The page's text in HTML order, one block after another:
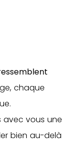
chaque
avec vous une
bien au-delà